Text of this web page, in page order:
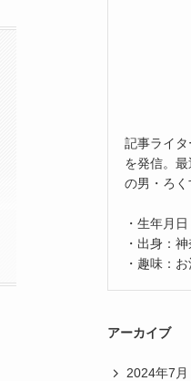
記事ライ
を発信。
の男・ろく
・生年月
・出身：
・趣味：
アーカイブ
2024年7月